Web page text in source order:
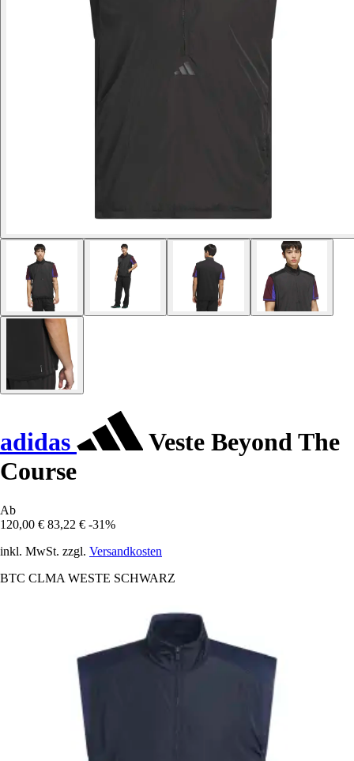
adidas
Veste Beyond The
Course
Ab
120,00 € 83,22 € -31%
inkl. MwSt. zzgl. Versandkosten
BTC CLMA WESTE SCHWARZ